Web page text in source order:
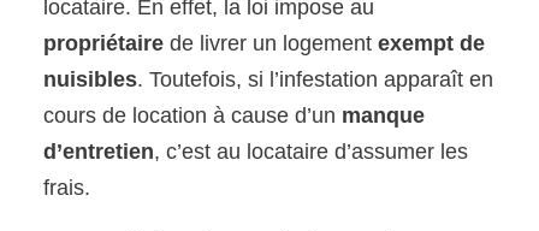
locataire. En effet, la loi impose au
propriétaire de livrer un logementexempt de
nuisibles. Toutefois, si l’infestation apparaît en
cours de location à cause d’un manque
d’entretien, c’est au locataire d’assumer les
frais.